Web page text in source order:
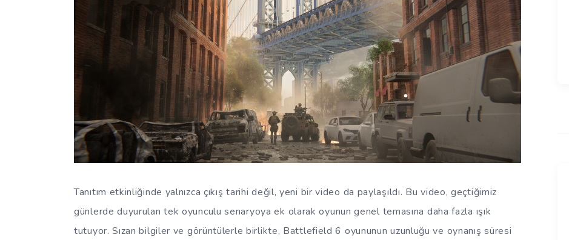
Tanıtım etkinliğinde yalnızca çıkış tarihi değil, yeni bir video da paylaşıldı. Bu video, geçtiğimiz
günlerde duyurulan tek oyunculu senaryoya ek olarak oyunun genel temasına daha fazla ışık
tutuyor. Sızan bilgiler ve görüntülerle birlikte, Battlefield 6 oyununun uzunluğu ve oynanış süresi